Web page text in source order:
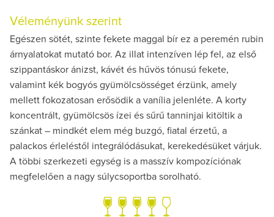
Véleményünk szerint
Egészen sötét, szinte fekete maggal bír ez a peremén rubin
árnyalatokat mutató bor. Az illat intenzíven lép fel, az első
szippantáskor ánizst, kávét és hűvös tónusú fekete,
valamint kék bogyós gyümölcsösséget érzünk, amely
mellett fokozatosan erősödik a vanília jelenléte. A korty
koncentrált, gyümölcsös ízei és sűrű tanninjai kitöltik a
szánkat – mindkét elem még buzgó, fiatal érzetű, a
palackos érleléstől integrálódásukat, kerekedésüket várjuk.
A többi szerkezeti egység is a masszív kompozíciónak
megfelelően a nagy súlycsoportba sorolható.